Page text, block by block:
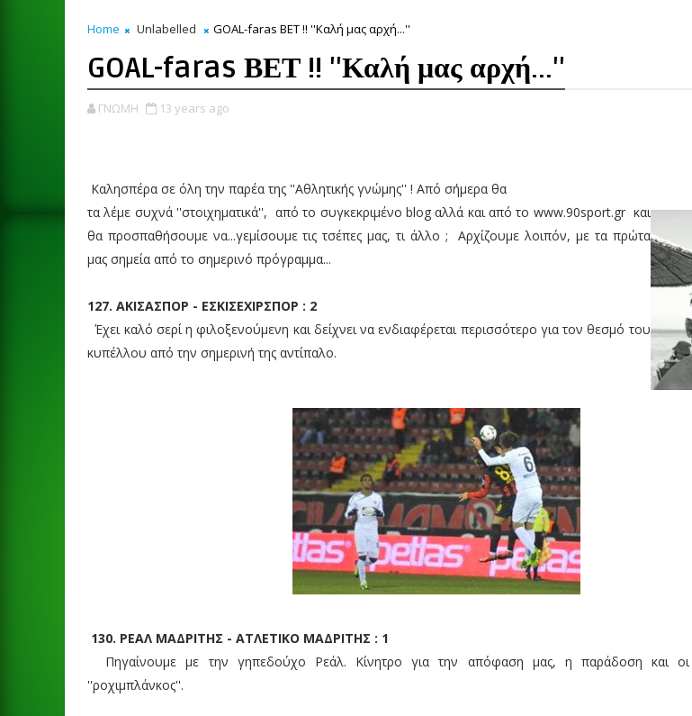
Home Unlabelled GOAL-faras ΒΕΤ !! ''Καλή μας αρχή...''
GOAL-faras ΒΕΤ !! ''Καλή μας αρχή...''
ΓΝΩΜΗ 13 years ago
Καλησπέρα σε όλη την παρέα της ''Αθλητικής γνώμης'' ! Από σήμερα θα
τα λέμε συχνά ''στοιχηματικά'', από το συγκεκριμένο blog αλλά και από το www.90sport.gr και
θα προσπαθήσουμε να...γεμίσουμε τις τσέπες μας, τι άλλο ; Αρχίζουμε λοιπόν, με τα πρώτα
μας σημεία από το σημερινό πρόγραμμα...
127. ΑΚΙΣΑΣΠΟΡ - ΕΣΚΙΣΕΧΙΡΣΠΟΡ : 2
Έχει καλό σερί η φιλοξενούμενη και δείχνει να ενδιαφέρεται περισσότερο για τον θεσμό του
κυπέλλου από την σημερινή της αντίπαλο.
130. ΡΕΑΛ ΜΑΔΡΙΤΗΣ - ΑΤΛΕΤΙΚΟ ΜΑΔΡΙΤΗΣ : 1
Πηγαίνουμε με την γηπεδούχο Ρεάλ. Κίνητρο για την απόφαση μας, η παράδοση και οι
''ροχιμπλάνκος''.